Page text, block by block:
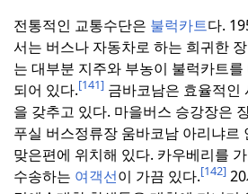
전통적인 교통수단은 불럭카트다.
서는 버스나 자동차로 하는 희귀한
는 대부분 지주와 부농이 불럭카트
되어 있다.[141] 금바코남은 효율적인
을 갖추고 있다. 마을버스 승강장은
푸실 버스정류장 움바코남 아리냐르
맞은편에 위치해 있다. 카우베리를
수송하는 여객선이 가끔 있다.[142]